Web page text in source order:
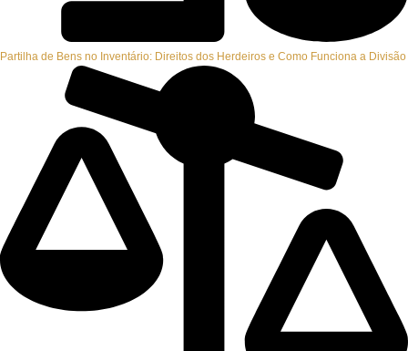
Partilha de Bens no Inventário: Direitos dos Herdeiros e Como Funciona a Divisão